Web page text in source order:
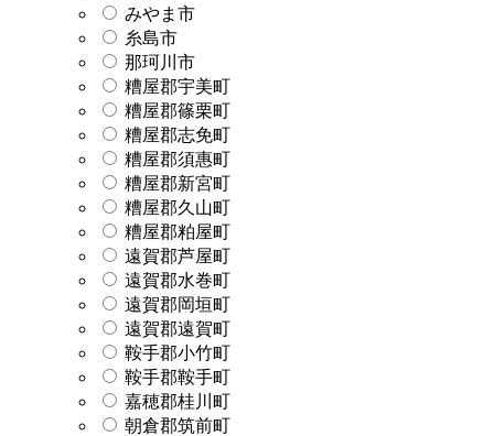
みやま市
糸島市
那珂川市
糟屋郡宇美町
糟屋郡篠栗町
糟屋郡志免町
糟屋郡須惠町
糟屋郡新宮町
糟屋郡久山町
糟屋郡粕屋町
遠賀郡芦屋町
遠賀郡水巻町
遠賀郡岡垣町
遠賀郡遠賀町
鞍手郡小竹町
鞍手郡鞍手町
嘉穂郡桂川町
朝倉郡筑前町